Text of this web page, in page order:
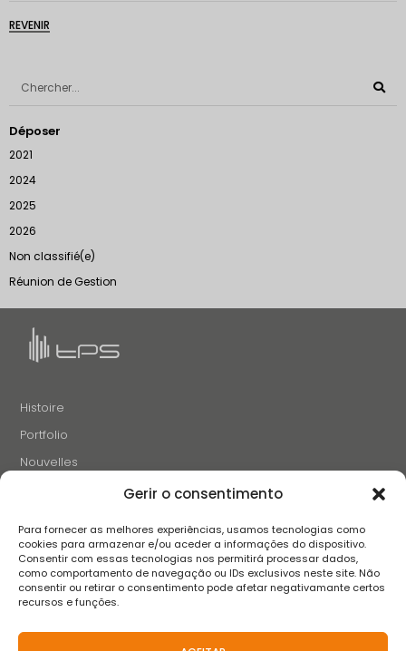
Gerir o consentimento
Para fornecer as melhores experiências, usamos tecnologias como
cookies para armazenar e/ou aceder a informações do dispositivo.
Consentir com essas tecnologias nos permitirá processar dados,
como comportamento de navegação ou IDs exclusivos neste site. Não
consentir ou retirar o consentimento pode afetar negativamante certos
recursos e funções.
REVENIR
Déposer
2021
2024
2025
2026
Non classifié(e)
Réunion de Gestion
Histoire
Portfolio
Nouvelles
Projets et Initiatives
Contacts
SUIVEZ-NOUS